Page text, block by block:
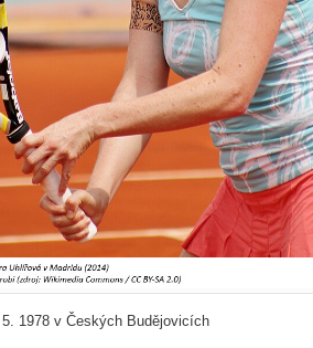
5. 1978 v Českých Budějovicích